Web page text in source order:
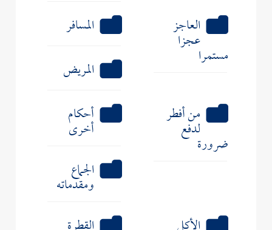
العاجز
عجزا
مستمرا
المسافر
المريض
من أفطر
لدفع
ضرورة
أحكام
أخرى
الجماع
ومقدماته